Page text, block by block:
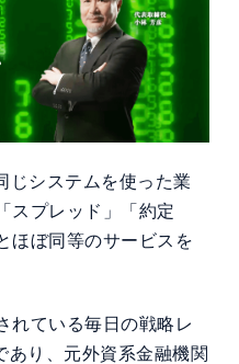
じシステムを使った業
スプレッド」「約定
ほぼ同等のサービスを
れている毎日の戦略レ
あり、元外資系金融機関